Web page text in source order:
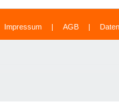
Impressum | AGB |